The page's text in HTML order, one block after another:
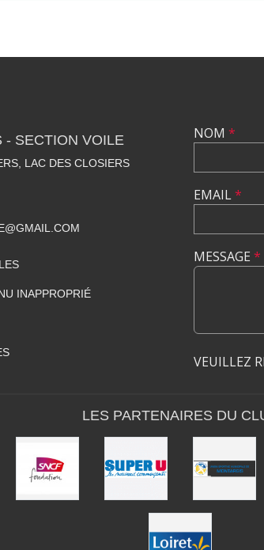
- SECTION VOILE
LAC DES CLOSIERS
INAPPROPRIÉ
NOM *
EMAIL*
MESSAGE *
VEUILLEZ
LES PARTENAIRES DU